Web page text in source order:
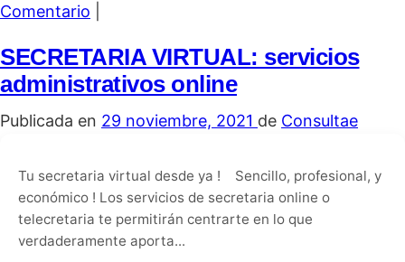
Comentario
SECRETARIA VIRTUAL: servicios
administrativos online
Publicada en 29 noviembre, 2021 de Consultae
Tu secretaria virtual desde ya ! Sencillo, profesional, y
económico ! Los servicios de secretaria online o
telecretaria te permitirán centrarte en lo que
verdaderamente aporta...